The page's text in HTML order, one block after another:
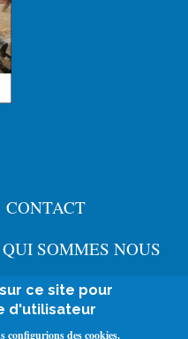
CONTACT
QUI SOMMES NOUS
User
Se connecter
ce site pour
d'utilisateur
configurions des cookies.